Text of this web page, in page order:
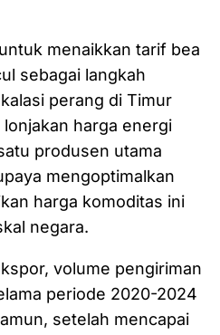
menaikkan tarif bea
sebagai langkah
perang di Timur
harga energi
produsen utama
mengoptimalkan
harga komoditas ini
negara.
volume pengiriman
periode 2020-2024
setelah mencapai